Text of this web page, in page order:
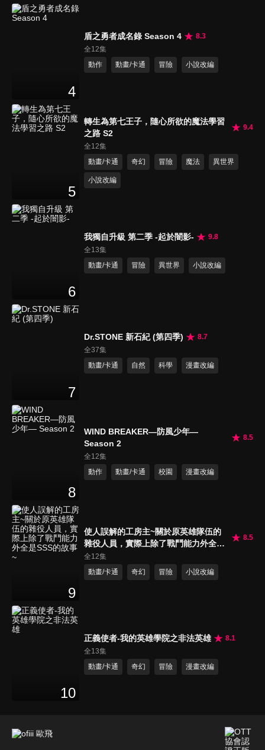
4
盾之勇者成名錄 Season 4
8.3
全12集
動作
動畫/卡通 冒險 小說改編
5
轉生為第七王子，隨心所欲的魔法學習
之路 S2
9.4
全12集
動畫/卡通
奇幻 冒險 魔法 異世界
小說改編
6
我獨自升級 第二季 -起於闇影-
9.8
全13集
動畫/卡通
冒險 異世界 小說改編
7
Dr.STONE 新石紀 (第四季)
8.7
全37集
動畫/卡通
自然 科學 漫畫改編
8
WIND BREAKER—防風少年—
Season 2
8.5
全12集
動作
動畫/卡通 校園 漫畫改編
9
使人誤解的工房主~關於原英雄隊伍的
雜役人員，實際上除了戰鬥能力外全是
SSS的故事~
8.5
全12集
動畫/卡通
奇幻 冒險 小說改編
10
正義使者-我的英雄學院之非法英雄
8.1
全13集
動畫/卡通
奇幻 冒險 漫畫改編